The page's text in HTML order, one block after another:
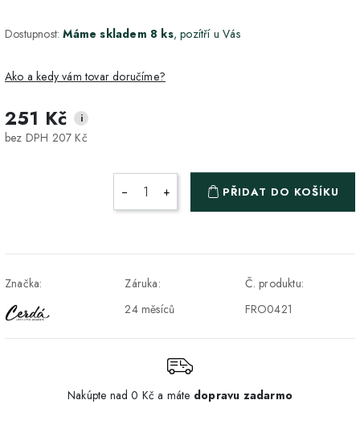
Dostupnost:Máme skladem 8 ks, pozítří u Vás
Ako a kedy vám tovar doručíme?
DPD Home - doručenie
na adresu
DPD - Odberné miesto
1-2 pracovné dni ZDARMA
251 Kč i
bez DPH 207 Kč
− + PŘIDAT DO KOŠÍKU
Značka:
Záruka:
24 měsíců
Č. produktu:
FRO0421
Nakúpte nad 0 Kč a máte dopravu zadarmo